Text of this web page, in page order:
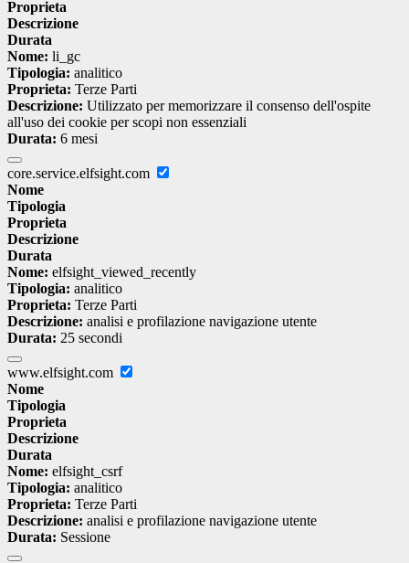
Proprieta
Descrizione
Durata
Nome: li_gc
Tipologia: analitico
Proprieta: Terze Parti
Descrizione: Utilizzato per memorizzare il consenso dell'ospite
all'uso dei cookie per scopi non essenziali
Durata: 6 mesi
core.service.elfsight.com
Nome
Tipologia
Proprieta
Descrizione
Durata
Nome: elfsight_viewed_recently
Tipologia: analitico
Proprieta: Terze Parti
Descrizione: analisi e profilazione navigazione utente
Durata: 25 secondi
www.elfsight.com
Nome
Tipologia
Proprieta
Descrizione
Durata
Nome: elfsight_csrf
Tipologia: analitico
Proprieta: Terze Parti
Descrizione: analisi e profilazione navigazione utente
Durata: Sessione